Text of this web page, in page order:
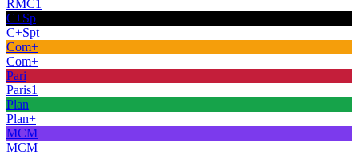
RMC1
C+Sp
C+Spt
Com+
Com+
Pari
Paris1
Plan
Plan+
MCM
MCM